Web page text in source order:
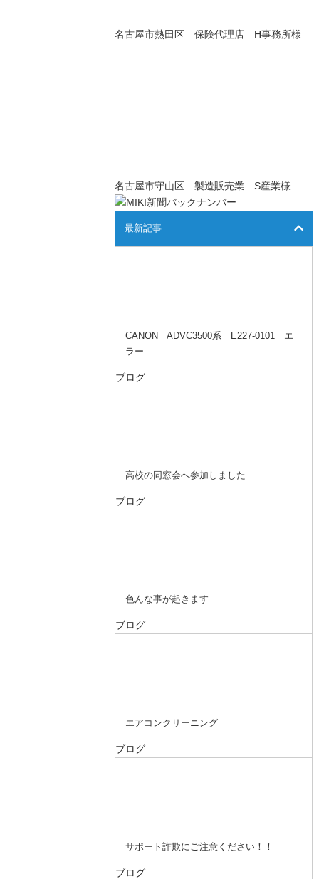
名古屋市熱田区 保険代理店 H事務所様
名古屋市守山区 製造販売業 S産業様
最新記事
CANON ADVC3500系 E227-0101 エ
ラー
ブログ
高校の同窓会へ参加しました
ブログ
色んな事が起きます
ブログ
エアコンクリーニング
ブログ
サポート詐欺にご注意ください！！
ブログ